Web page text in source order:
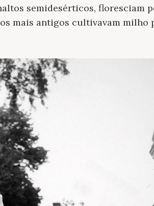
semidesérticos, floresciam
mais antigos cultivavam milho